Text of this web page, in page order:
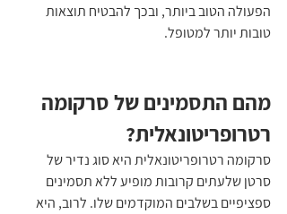
הפעולה הטוב ביותר, ובכך להבטיח תוצאות
טובות יותר למטופל.
מהם התסמינים של סרקומה
רטרופריטונאלית?
סרקומה רטרופריטונאלית היא סוג נדיר של
סרטן שלעתים קרובות מופיע ללא תסמינים
ספציפיים בשלבים המוקדמים שלו. לרוב, היא